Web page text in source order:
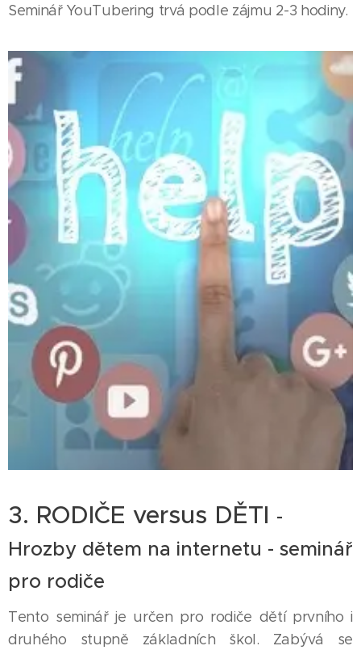
Seminář YouTubering trvá podle zájmu 2-3 hodiny.
3. RODIČE versus DĚTI -
Hrozby dětem na internetu - seminář
pro rodiče
Tento seminář je určen pro rodiče dětí prvního i
druhého stupně základních škol. Zabývá se